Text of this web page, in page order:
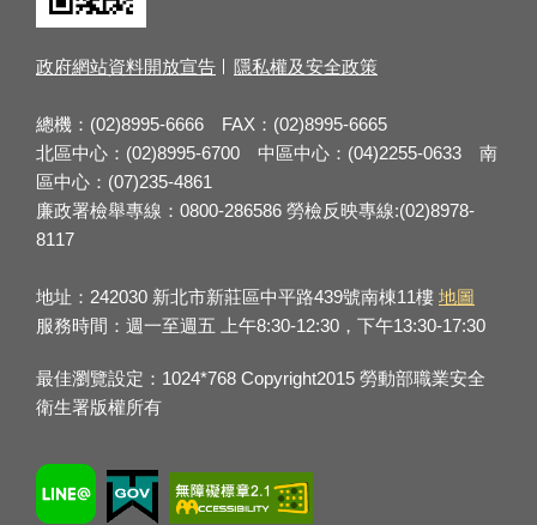
政府網站資料開放宣告 隱私權及安全政策
總機：(02)8995-6666 FAX：(02)8995-6665
北區中心：(02)8995-6700 中區中心：(04)2255-0633 南
區中心：(07)235-4861
廉政署檢舉專線：0800-286586 勞檢反映專線:(02)8978-
8117
地址：242030 新北市新莊區中平路439號南棟11樓 地圖
服務時間：週一至週五 上午8:30-12:30，下午13:30-17:30
最佳瀏覽設定：1024*768 Copyright2015 勞動部職業安全
衛生署版權所有